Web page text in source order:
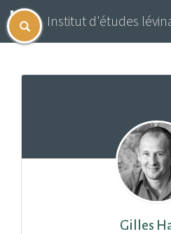
Institut d'études
Gilles